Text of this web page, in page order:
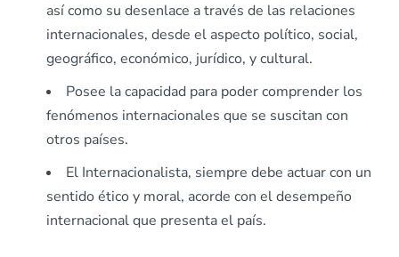
así como su desenlace a través de las relaciones
internacionales, desde el aspecto político, social,
geográfico, económico, jurídico, y cultural.
Posee la capacidad para poder comprender los
fenómenos internacionales que se suscitan con
otros países.
El Internacionalista, siempre debe actuar con un
sentido ético y moral, acorde con el desempeño
internacional que presenta el país.